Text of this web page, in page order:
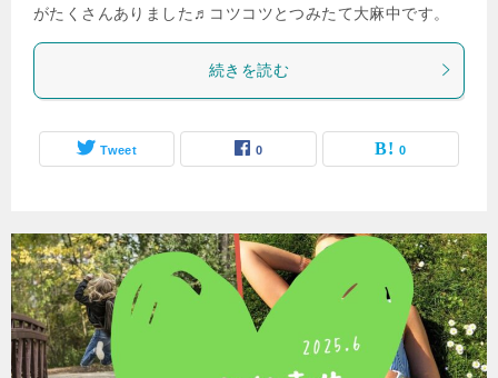
がたくさんありました♬コツコツとつみたて大麻中です。
続きを読む
Tweet 0 0